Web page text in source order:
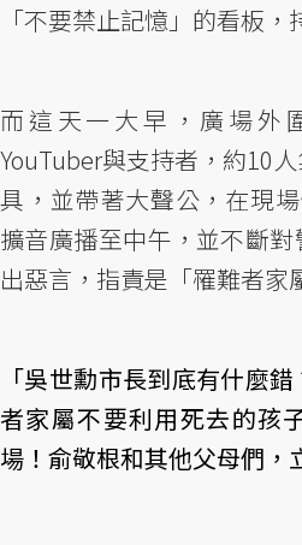
「不要禁止記憶」的看板，
而這天一大早，廣場外
YouTuber與支持者，約10
具，並帶著大聲公，在現
擴音廣播至中午，並不斷
出惡言，指責是「罹難者家
「吳世勳市長到底有什麼
者家屬不要利用死去的孩
場！俞敬根和其他父母們，